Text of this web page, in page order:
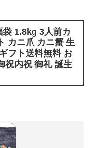
袋 1.8kg 3人前カ
カニ爪 カニ蟹 生
フト送料無料 お
祝内祝 御礼 誕生